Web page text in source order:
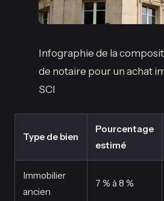
Infographie de la
de notaire pour un achat
SCI
Type de bien
Pourcentage
estimé
Immobilier
ancien
7 % à 8 %